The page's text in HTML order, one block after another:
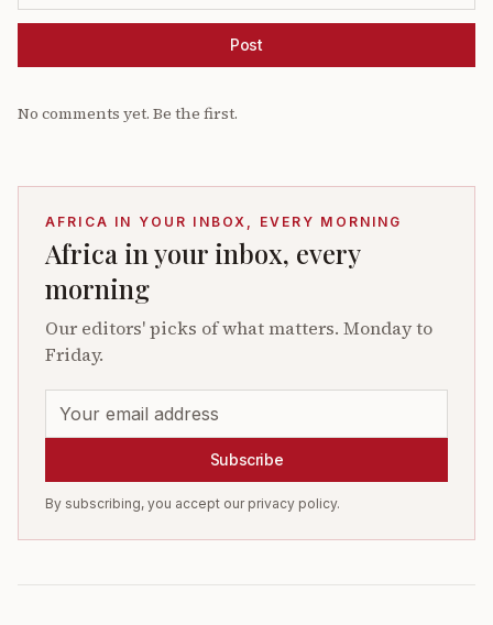
Post
No comments yet. Be the first.
AFRICA IN YOUR INBOX, EVERY MORNING
Africa in your inbox, every
morning
Our editors' picks of what matters. Monday to
Friday.
Subscribe
By subscribing, you accept our privacy policy.